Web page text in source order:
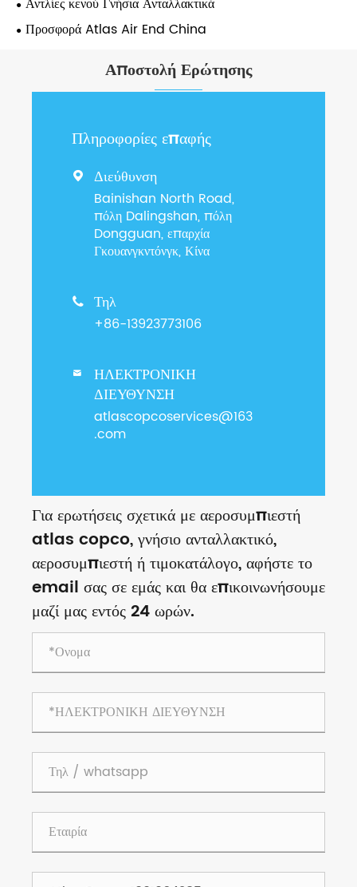
Αντλίες κενού Γνήσια Ανταλλακτικά
Προσφορά Atlas Air End China
Αποστολή Ερώτησης
Πληροφορίες επαφής
 Διεύθυνση
Bainishan North Road,
πόλη Dalingshan, πόλη
Dongguan, επαρχία
Γκουανγκντόνγκ, Κίνα
 Τηλ
+86-13923773106

ΗΛΕΚΤΡΟΝΙΚΗ
ΔΙΕΥΘΥΝΣΗ
atlascopcoservices@163
.com
Για ερωτήσεις σχετικά με αεροσυμπιεστή
atlas copco, γνήσιο ανταλλακτικό,
αεροσυμπιεστή ή τιμοκατάλογο, αφήστε το
email σας σε εμάς και θα επικοινωνήσουμε
μαζί μας εντός 24 ωρών.